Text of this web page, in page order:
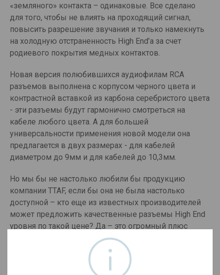
«земляного» контакта – одинаковые. Все сделано
для того, чтобы не влиять на проходящий сигнал,
повысить разрешение звучания и только намекнуть
на холодную отстраненность High End’а за счет
родиевого покрытия медных контактов.
Новая версия полюбившихся аудиофилам RCA
разъемов выполнена с корпусом черного цвета и
контрастной вставкой из карбона серебристого цвета
- эти разъемы будут гармонично смотреться на
кабеле любого цвета. А для большей
универсальности применения новой модели она
предлагается в двух размерах - для кабелей
диаметром до 9мм и для кабелей до 10,3мм.
Но мы бы не настолько любили бы продукцию
компании TTAF, если бы она не была настолько
доступной – кто еще из известных производителей
может предложить качественные разъемы High End
уровня по такой цене? Да – это огромный плюс
линейки Professional от компании TTAF –
максимальная производительность при приемлемой